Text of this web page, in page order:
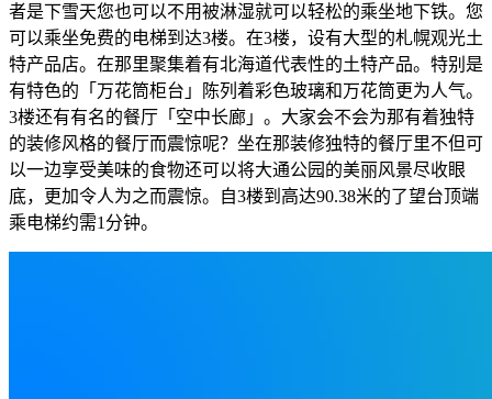
者是下雪天您也可以不用被淋湿就可以轻松的乘坐地下铁。您
可以乘坐免费的电梯到达3楼。在3楼，设有大型的札幌观光土
特产品店。在那里聚集着有北海道代表性的土特产品。特别是
有特色的「万花筒柜台」陈列着彩色玻璃和万花筒更为人气。
3楼还有有名的餐厅「空中长廊」。大家会不会为那有着独特
的装修风格的餐厅而震惊呢？坐在那装修独特的餐厅里不但可
以一边享受美味的食物还可以将大通公园的美丽风景尽收眼
底，更加令人为之而震惊。自3楼到高达90.38米的了望台顶端
乘电梯约需1分钟。